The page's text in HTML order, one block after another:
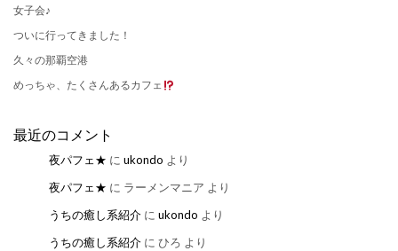
女子会♪
ついに行ってきました！
久々の那覇空港
めっちゃ、たくさんあるカフェ
最近のコメント
夜パフェ★ に ukondo より
夜パフェ★ に ラーメンマニア より
うちの癒し系紹介 に ukondo より
うちの癒し系紹介 に ひろ より